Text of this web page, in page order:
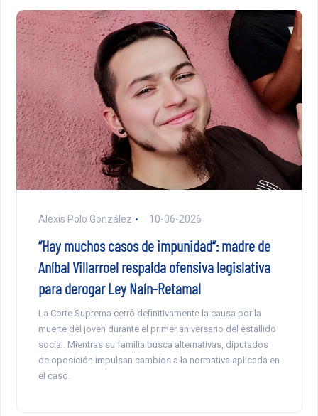
Alexis Polo González 10-06-2026
“Hay muchos casos de impunidad”: madre de
Aníbal Villarroel respalda ofensiva legislativa
para derogar Ley Naín-Retamal
La Corte Suprema cerró definitivamente la causa por la
muerte del joven durante el primer aniversario del estallido
social. Mientras su familia busca alternativas, diputados
de oposición impulsan cambios a la normativa aplicada en
el caso.